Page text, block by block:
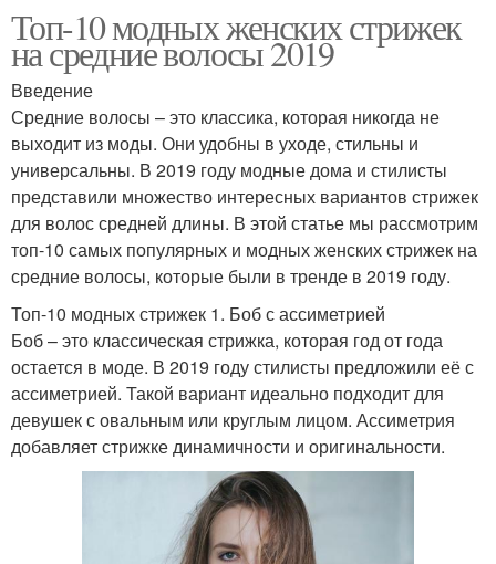
Топ-10 модных женских стрижек
на средние волосы 2019
Введение
Средние волосы – это классика, которая никогда не
выходит из моды. Они удобны в уходе, стильны и
универсальны. В 2019 году модные дома и стилисты
представили множество интересных вариантов стрижек
для волос средней длины. В этой статье мы рассмотрим
топ-10 самых популярных и модных женских стрижек на
средние волосы, которые были в тренде в 2019 году.
Топ-10 модных стрижек 1. Боб с ассиметрией
Боб – это классическая стрижка, которая год от года
остается в моде. В 2019 году стилисты предложили её с
ассиметрией. Такой вариант идеально подходит для
девушек с овальным или круглым лицом. Ассиметрия
добавляет стрижке динамичности и оригинальности.